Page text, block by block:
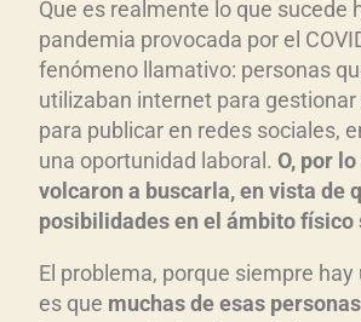
Que es realmente lo que sucede
pandemia provocada por el
fenómeno llamativo: personas
utilizaban internet para gestionar
para publicar en redes sociales,
una oportunidad laboral. O, por
volcaron a buscarla, en vista de
posibilidades en el ámbito físico
El problema, porque siempre hay
es que muchas de esas